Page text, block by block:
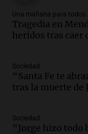
Audio.
Audio. Mateo,
contra el
Una mañana
Episodios
Una mañana para todos
Tragedia en
heridos tras caer
Sociedad
“Santa Fe te
tras la muerte de
Sociedad
“Jorge hizo todo